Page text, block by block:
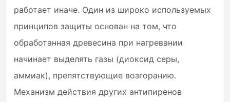
работает иначе. Один из широко используемых
принципов защиты основан на том, что
обработанная древесина при нагревании
начинает выделять газы (диоксид серы,
аммиак), препятствующие возгоранию.
Механизм действия других антипиренов